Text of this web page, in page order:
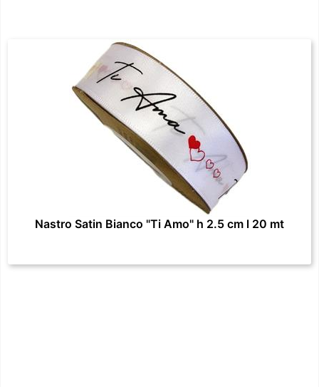
Nastro Satin Bianco "Ti Amo" h 2.5 cm l 20 mt